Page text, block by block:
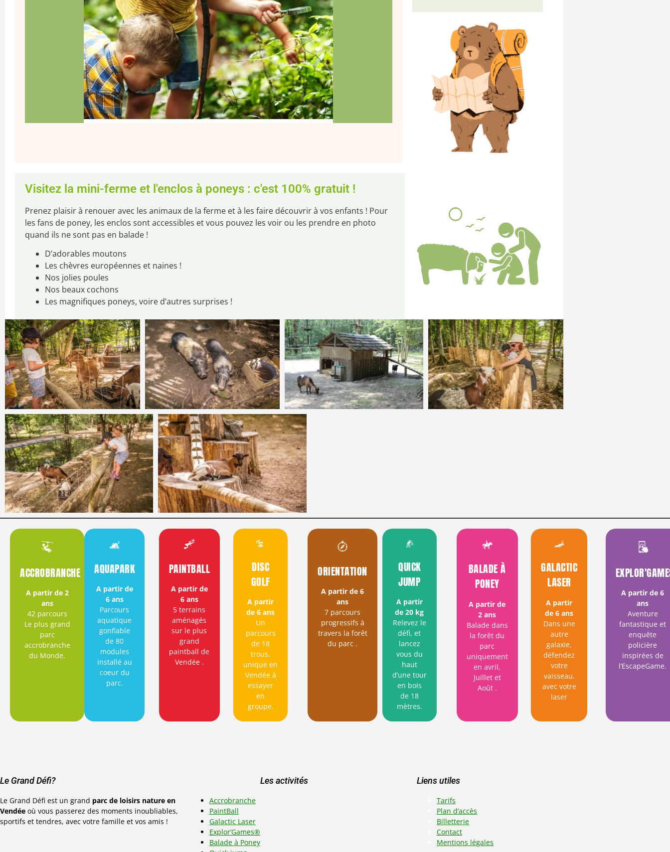
Visitez la mini-ferme et l'enclos à poneys : c'est 100% gratuit !
Prenez plaisir à renouer avec les animaux de la ferme et à les faire découvrir à vos enfants ! Pour
les fans de poney, les enclos sont accessibles et vous pouvez les voir ou les prendre en photo
quand ils ne sont pas en balade !
D’adorables moutons
Les chèvres européennes et naines !
Nos jolies poules
Nos beaux cochons
Les magnifiques poneys, voire d’autres surprises !
ACCROBRANCHE
A partir de 2
ans
42 parcours
Le plus grand
parc
accrobranche
du Monde.
AQUAPARK
A partir de
6 ans
Parcours
aquatique
gonflable
de 80
modules
installé au
coeur du
parc.
PAINTBALL
A partir de
6 ans
5 terrains
aménagés
sur le plus
grand
paintball de
Vendée.
DISC
GOLF
A partir
de 6 ans
Un
parcours
de 18
trous,
unique en
Vendée à
essayer
en
groupe.
ORIENTATION
A partir de 6
ans
7 parcours
progressifs à
travers la forêt
du parc .
QUICK
JUMP
A partir
de 20 kg
Relevez le
défi, et
lancez
vous du
haut
d’une tour
en bois
de 18
mètres.
BALADE À
PONEY
A partir de
2 ans
Balade dans
la forêt du
parc
uniquement
en avril,
Juillet et
Août .
GALACTIC
LASER
A partir
de 6 ans
Dans une
autre
galaxie,
défendez
votre
vaisseau.
avec votre
laser
A partir de 6
ans
Aventure
fantastique et
enquête
policière
inspirées de
l’EscapeGame.
Le Grand Défi?
Le Grand Défi est un grand parc de loisirs nature en
Vendée où vous passerez des moments inoubliables,
sportifs et tendres, avec votre famille et vos amis !
Les activités
Accrobranche
PaintBall
Galactic Laser
Explor’Games®
Balade à Poney
Liens utiles
Tarifs
Plan d’accès
Billetterie
Contact
Mentions légales